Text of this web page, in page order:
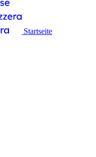
Startseite